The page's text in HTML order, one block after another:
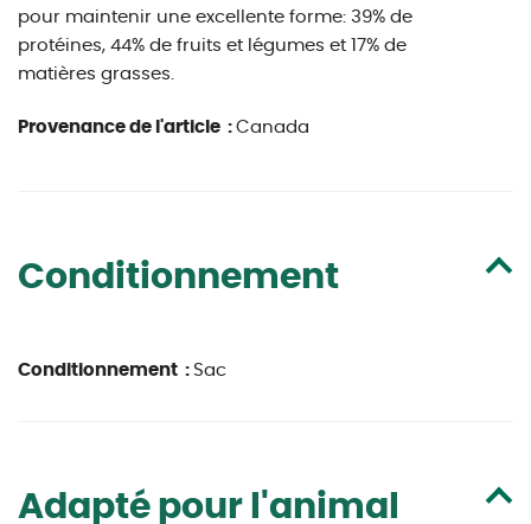
pour maintenir une excellente forme: 39% de
protéines, 44% de fruits et légumes et 17% de
matières grasses.
Provenance de l'article : Canada
Conditionnement
Conditionnement : Sac
Adapté pour l'animal